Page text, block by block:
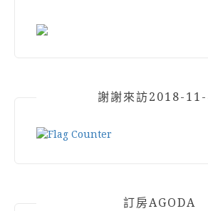
謝謝來訪2018-
訂房AGODA